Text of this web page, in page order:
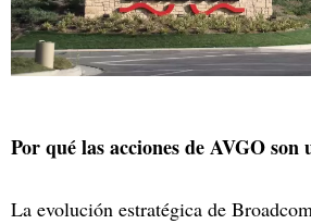
Por qué las acciones de AVGO son
La evolución estratégica de